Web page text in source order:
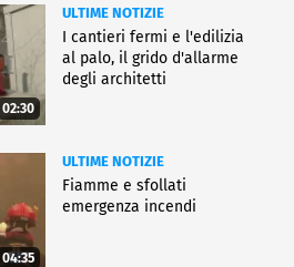
02:30
ULTIME NOTIZIE
I cantieri fermi e l'edilizia
al palo, il grido d'allarme
degli architetti
04:35
ULTIME NOTIZIE
Fiamme e sfollati
emergenza incendi